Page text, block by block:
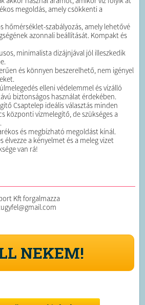
megoldás, amely csökkenti a
hőmérséklet-szabályozás, amely lehetővé
azonnali beállítását. Kompakt és
minimalista dizájnjával jól illeszkedik
és könnyen beszerelhető, nem igényel
elleni védelemmel és vízálló
biztonságos használat érdekében.
Csaptelep ideális választás minden
központi vízmelegítő, de szükséges a
és megbízható megoldást kínál.
élvezze a kényelmet és a meleg vizet
van rá!
Kft forgalmazza
NEKEM!